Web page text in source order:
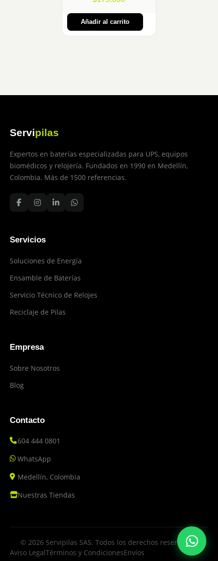
Añadir al carrito
Servipilas
Expertos en baterías especializadas para UPS, equipos
biomédicos y relojería. Fundados en 1990 en Medellín,
Colombia. Más de 1500 referencias.
Servicios
Soluciones de Energía
Ensamble de Baterías
Servicio Técnico de Relojes
Reciclaje de Pilas
Empresa
Sobre Nosotros
Blog
Contacto
604 444 0801
WhatsApp
Medellín, Colombia
Nuestras Tiendas
© 2026 Servipilas SAS. Todos los derechos reservados.
Aviso LegalTérminos y CondicionesEnvíos